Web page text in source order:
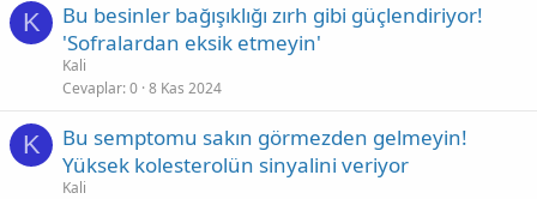
K
Bu besinler bağışıklığı zırh gibi güçlendiriyor!
'Sofralardan eksik etmeyin'
Kali
Cevaplar 0 8 Kas 2024
K
Bu semptomu sakın görmezden gelmeyin!
Yüksek kolesterolün sinyalini veriyor
Kali